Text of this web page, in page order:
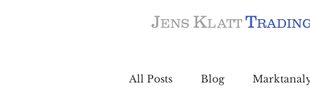
JENS KLATT T
All Posts Blog